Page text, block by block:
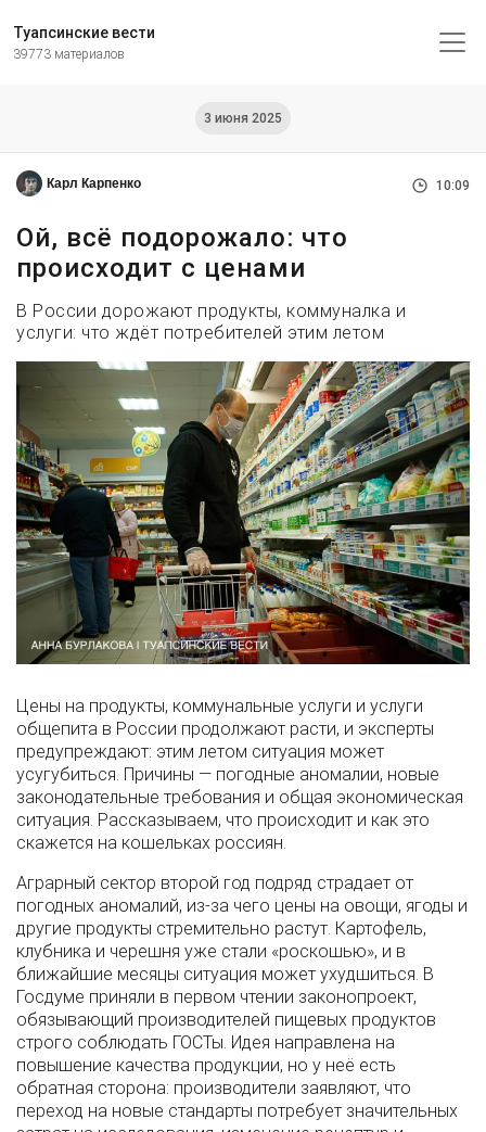
Туапсинские вести
39773 материалов
3 июня 2025
Карл Карпенко 10:09
Ой, всё подорожало: что
происходит с ценами
В России дорожают продукты, коммуналка и
услуги: что ждёт потребителей этим летом
Цены на продукты, коммунальные услуги и услуги
общепита в России продолжают расти, и эксперты
предупреждают: этим летом ситуация может
усугубиться. Причины — погодные аномалии, новые
законодательные требования и общая экономическая
ситуация. Рассказываем, что происходит и как это
скажется на кошельках россиян.
Аграрный сектор второй год подряд страдает от
погодных аномалий, из-за чего цены на овощи, ягоды и
другие продукты стремительно растут. Картофель,
клубника и черешня уже стали «роскошью», и в
ближайшие месяцы ситуация может ухудшиться. В
Госдуме приняли в первом чтении законопроект,
обязывающий производителей пищевых продуктов
строго соблюдать ГОСТы. Идея направлена на
повышение качества продукции, но у неё есть
обратная сторона: производители заявляют, что
переход на новые стандарты потребует значительных